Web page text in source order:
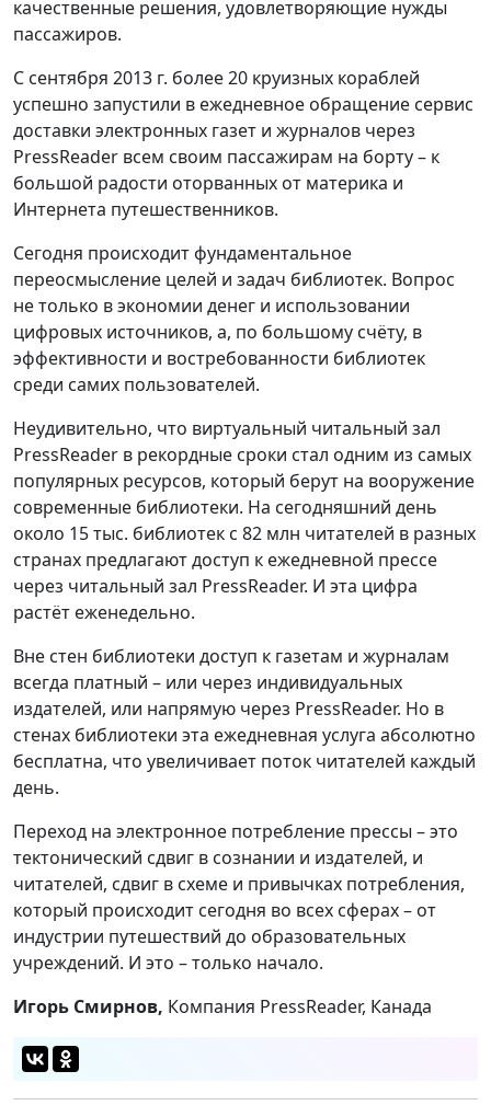
качественные решения, удовлетворяющие нужды
пассажиров.
С сентября 2013 г. более 20 круизных кораблей
успешно запустили в ежедневное обращение сервис
доставки электронных газет и журналов через
PressReader всем своим пассажирам на борту – к
большой радости оторванных от материка и
Интернета путешественников.
Сегодня происходит фундаментальное
переосмысление целей и задач библиотек. Вопрос
не только в экономии денег и использовании
цифровых источников, а, по большому счёту, в
эффективности и востребованности библиотек
среди самих пользователей.
Неудивительно, что виртуальный читальный зал
PressReader в рекордные сроки стал одним из самых
популярных ресурсов, который берут на вооружение
современные библиотеки. На сегодняшний день
около 15 тыс. библиотек с 82 млн читателей в разных
странах предлагают доступ к ежедневной прессе
через читальный зал PressReader. И эта цифра
растёт еженедельно.
Вне стен библиотеки доступ к газетам и журналам
всегда платный – или через индивидуальных
издателей, или напрямую через PressReader. Но в
стенах библиотеки эта ежедневная услуга абсолютно
бесплатна, что увеличивает поток читателей каждый
день.
Переход на электронное потребление прессы – это
тектонический сдвиг в сознании и издателей, и
читателей, сдвиг в схеме и привычках потребления,
который происходит сегодня во всех сферах – от
индустрии путешествий до образовательных
учреждений. И это – только начало.
Игорь Смирнов, Компания PressReader, Канада